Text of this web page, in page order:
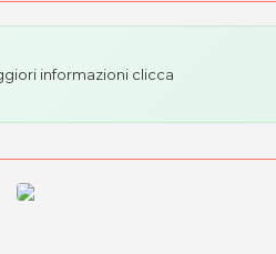
informazioni clicca